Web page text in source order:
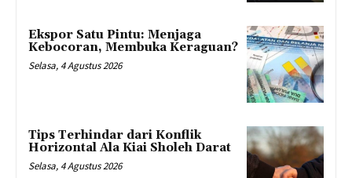
Ekspor Satu Pintu: Menjaga
Kebocoran, Membuka Keraguan?
Selasa, 4 Agustus 2026
Tips Terhindar dari Konflik
Horizontal Ala Kiai Sholeh Darat
Selasa, 4 Agustus 2026